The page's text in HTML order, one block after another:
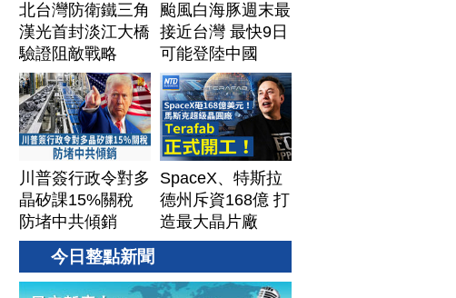
北台灣防衛鐵三角
漢光首封淡江大橋
驗證阻敵戰略
颱風白海豚週末最
接近台灣 最快9日
可能登陸中國
川普簽行政令對多
晶矽課15%關稅
防堵中共傾銷
SpaceX、特斯拉
德州斥資168億 打
造最大晶片廠
Terafab
今日整點新聞